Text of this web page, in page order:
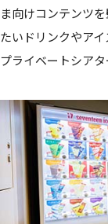
ま向けコンテンツ
たいドリンクやア
プライベートシアタ